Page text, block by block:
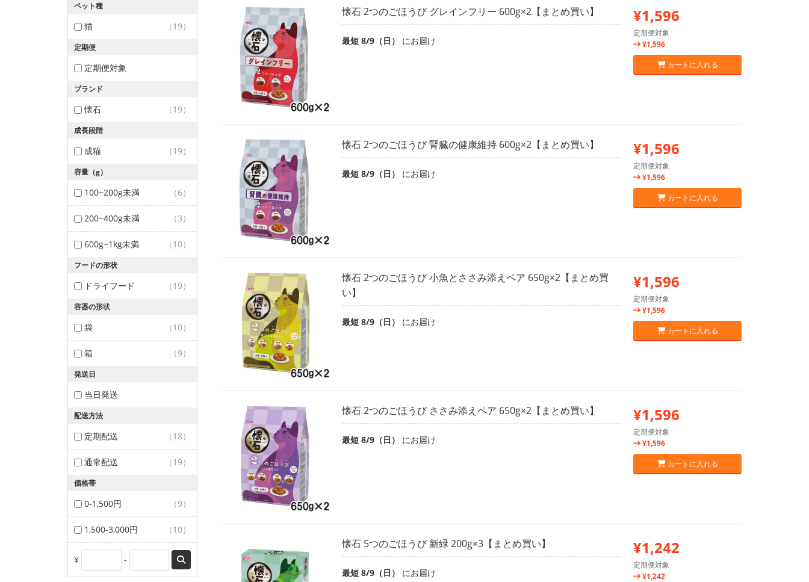
ペット種
猫 （19）
定期便
定期便対象
ブランド
懐石 （19）
成長段階
成猫 （19）
容量（g）
100~200g未満 （6）
200~400g未満 （3）
600g~1kg未満 （10）
フードの形状
ドライフード （19）
容器の形状
袋 （10）
箱 （9）
発送日
当日発送
配送方法
定期配送 （18）
通常配送 （19）
価格帯
0-1,500円 （9）
1,500-3,000円 （10）
¥ -
懐石 2つのごほうび グレインフリー 600g×2【まとめ買い】
最短 8/9（日） にお届け
¥1,596
定期便対象
¥1,596
カートに入れる
懐石 2つのごほうび 腎臓の健康維持 600g×2【まとめ買い】
最短 8/9（日） にお届け
¥1,596
定期便対象
¥1,596
カートに入れる
懐石 2つのごほうび 小魚とささみ添えペア 650g×2【まとめ買
い】
最短 8/9（日） にお届け
¥1,596
定期便対象
¥1,596
カートに入れる
懐石 2つのごほうび ささみ添えペア 650g×2【まとめ買い】
最短 8/9（日） にお届け
¥1,596
定期便対象
¥1,596
カートに入れる
懐石 5つのごほうび 新緑 200g×3【まとめ買い】
最短 8/9（日） にお届け
¥1,242
定期便対象
¥1,242